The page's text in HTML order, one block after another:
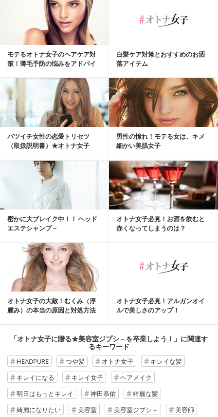
モテるオトナ女子のヘアケア対
策！薄毛予防の悩みをアドバイ
白髪ケア対策とおすすめのお洒
落アイテム
バツイチ女性の恋愛トリセツ
（取扱説明書）★オトナ女子
男性の憧れ！モテる女は、キメ
細かい美肌女子
密かに大ブレイク中！！ ヘッド
エステシャンプ－
オトナ女子必見！お酒を飲むと
赤くなってしまうのは？
オトナ女子の大敵！むくみ（浮
腫み）の本当の原因と対処方法
オトナ女子必見！アルガンオイ
ルで美しさのアップ！
「オトナ女子に贈る★美容室ジプシ－を卒業しよう！」 に関連す
るキーワード
HEADPURE つや髪 オトナ女子
キレイな髪
キレイになる
キレイ女子
ヘアメイク
明日はもっとキレイ
神田恭佑
綺麗な髪
綺麗になりたい
美容室 美容室ジプシ－ 美容師